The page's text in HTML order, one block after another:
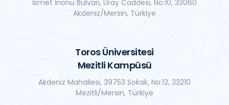
İsmet İnönü Bulvarı, Uray Caddesi, No:10, 33060
Akdeniz/Mersin, Türkiye
Toros Üniversitesi
Mezitli Kampüsü
Akdeniz Mahallesi, 39753 Sokak, No:12, 33210
Mezitli/Mersin, Türkiye